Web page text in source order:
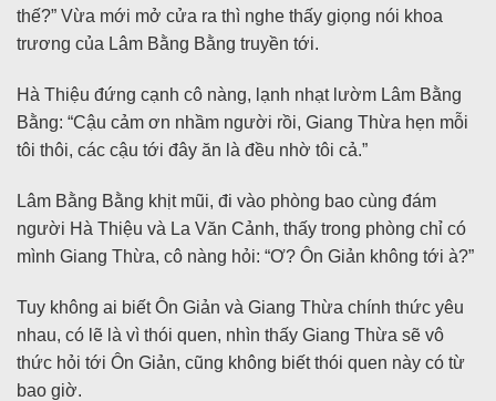
thế?” Vừa mới mở cửa ra thì nghe thấy giọng nói khoa
trương của Lâm Bằng Bằng truyền tới.
Hà Thiệu đứng cạnh cô nàng, lạnh nhạt lườm Lâm Bằng
Bằng: “Cậu cảm ơn nhầm người rồi, Giang Thừa hẹn mỗi
tôi thôi, các cậu tới đây ăn là đều nhờ tôi cả.”
Lâm Bằng Bằng khịt mũi, đi vào phòng bao cùng đám
người Hà Thiệu và La Văn Cảnh, thấy trong phòng chỉ có
mình Giang Thừa, cô nàng hỏi: “Ơ? Ôn Giản không tới à?”
Tuy không ai biết Ôn Giản và Giang Thừa chính thức yêu
nhau, có lẽ là vì thói quen, nhìn thấy Giang Thừa sẽ vô
thức hỏi tới Ôn Giản, cũng không biết thói quen này có từ
bao giờ.